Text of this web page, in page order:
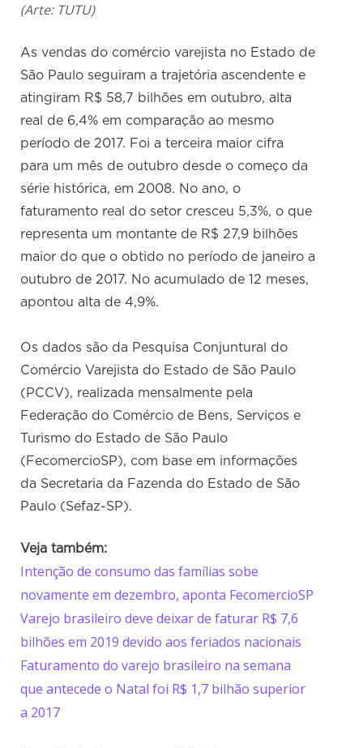
(Arte: TUTU)
As vendas do comércio varejista no Estado de
São Paulo seguiram a trajetória ascendente e
atingiram R$ 58,7 bilhões em outubro, alta
real de 6,4% em comparação ao mesmo
período de 2017. Foi a terceira maior cifra
para um mês de outubro desde o começo da
série histórica, em 2008. No ano, o
faturamento real do setor cresceu 5,3%, o que
representa um montante de R$ 27,9 bilhões
maior do que o obtido no período de janeiro a
outubro de 2017. No acumulado de 12 meses,
apontou alta de 4,9%.
Os dados são da Pesquisa Conjuntural do
Comércio Varejista do Estado de São Paulo
(PCCV), realizada mensalmente pela
Federação do Comércio de Bens, Serviços e
Turismo do Estado de São Paulo
(FecomercioSP), com base em informações
da Secretaria da Fazenda do Estado de São
Paulo (Sefaz-SP).
Veja também:
Intenção de consumo das famílias sobe
novamente em dezembro, aponta FecomercioSP
Varejo brasileiro deve deixar de faturar R$ 7,6
bilhões em 2019 devido aos feriados nacionais
Faturamento do varejo brasileiro na semana
que antecede o Natal foi R$ 1,7 bilhão superior
a 2017